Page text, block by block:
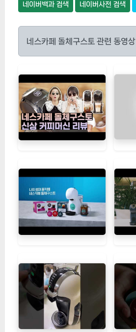
네이버백과 검색 네이버사전 검색
네스카페 돌체구스토 관련 동영상